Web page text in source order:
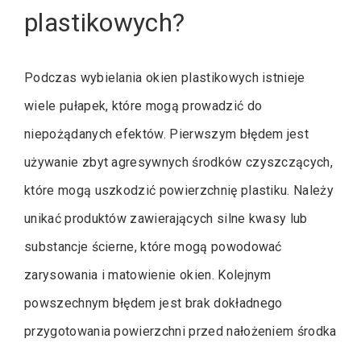
plastikowych?
Podczas wybielania okien plastikowych istnieje
wiele pułapek, które mogą prowadzić do
niepożądanych efektów. Pierwszym błędem jest
używanie zbyt agresywnych środków czyszczących,
które mogą uszkodzić powierzchnię plastiku. Należy
unikać produktów zawierających silne kwasy lub
substancje ścierne, które mogą powodować
zarysowania i matowienie okien. Kolejnym
powszechnym błędem jest brak dokładnego
przygotowania powierzchni przed nałożeniem środka